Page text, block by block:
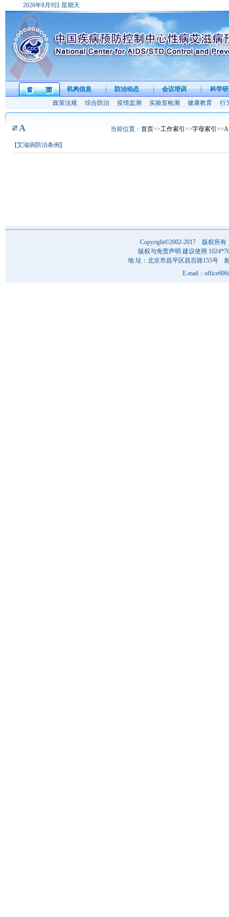
2026年8月9日 星期天
首 页 机构信息 防治动态 会议培训
科学
政策法规
综合防治 疫情监测 实验室检测 健康教育 行
A 当前位置： 首页>>工作索引 >>字母索引 >>A
[艾滋病防治条例]
Copyright©2002-2017 版权所有
版权与免责声明 建议使用
地 址：北京市昌平区昌百路155号
E-mail：